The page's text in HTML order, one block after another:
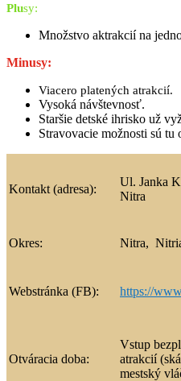
Plusy:
Množstvo aktrakcií na
Minusy:
Viacero platených atrakcií.
Vysoká návštevnosť.
Staršie detské ihrisko už
Stravovacie možnosti sú tu
Kontakt (adresa):
Ul. Janka
Nitra
Okres: Nitra,
Webstránka (FB): https://
Otváracia doba:
Vstup
atrakcií
mestský